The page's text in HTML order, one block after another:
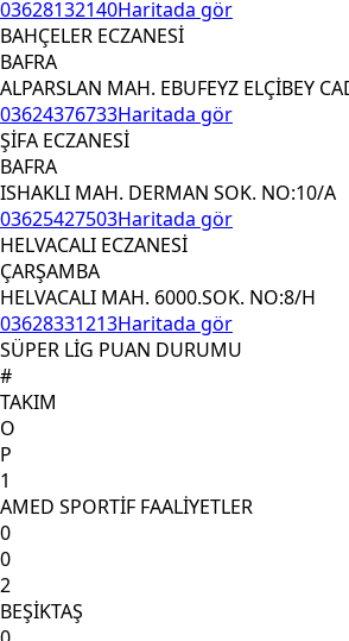
03628132140Haritada gör
BAHÇELER ECZANESİ
BAFRA
ALPARSLAN MAH. EBUFEYZ ELÇİBEY
03624376733Haritada gör
ŞİFA ECZANESİ
BAFRA
ISHAKLI MAH. DERMAN SOK. NO:10/A
03625427503Haritada gör
HELVACALI ECZANESİ
ÇARŞAMBA
HELVACALI MAH. 6000.SOK. NO:8/H
03628331213Haritada gör
SÜPER LİG PUAN DURUMU
#
TAKIM
O
P
1
AMED SPORTİF FAALİYETLER
0
0
2
BEŞİKTAŞ